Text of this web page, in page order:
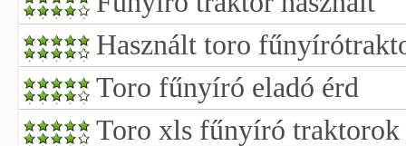
Használt toro
Toro fűnyíró eladó érd
Toro xls fűnyíró traktorok